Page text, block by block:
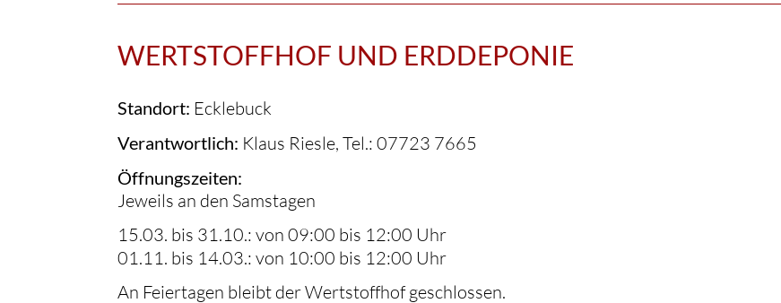
WERTSTOFFHOF UND ERDDEPONIE
Standort: Ecklebuck
Verantwortlich: Klaus Riesle, Tel.: 07723 7665
Öffnungszeiten:
Jeweils an den Samstagen
15.03. bis 31.10.: von 09:00 bis 12:00 Uhr
01.11. bis 14.03.: von 10:00 bis 12:00 Uhr
An Feiertagen bleibt der Wertstoffhof geschlossen.